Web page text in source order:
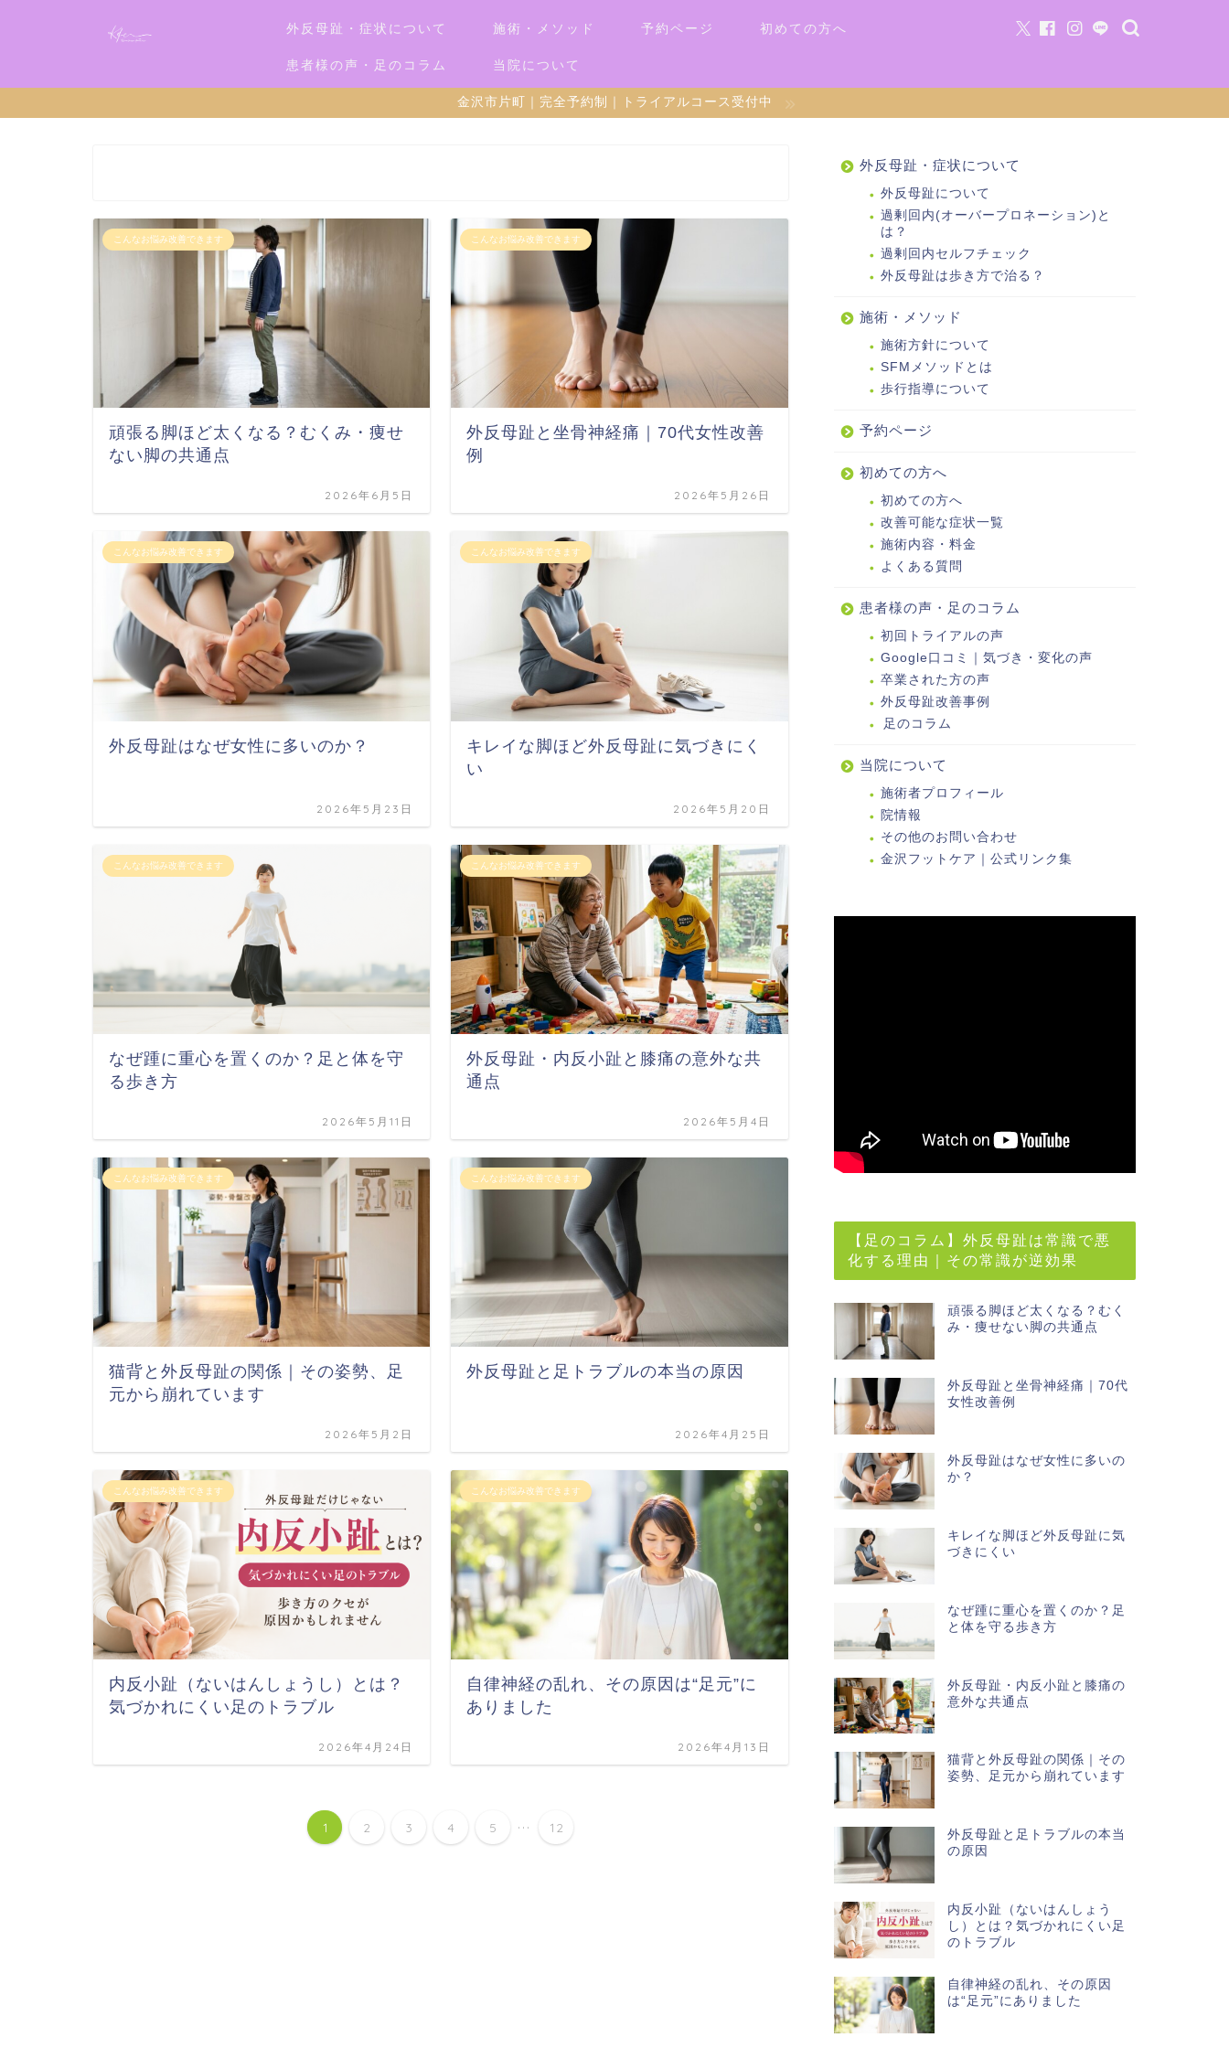
外反母趾・症状について 施術・メソッド 予約ページ 初めての方へ
患者様の声・足のコラム 当院について
金沢市片町｜完全予約制｜トライアルコース受付中
こんなお悩み改善できます
頑張る脚ほど太くなる？むくみ・痩せ
ない脚の共通点
2026年6月5日
こんなお悩み改善できます
外反母趾と坐骨神経痛｜70代女性改善
例
2026年5月26日
こんなお悩み改善できます
外反母趾はなぜ女性に多いのか？
2026年5月23日
こんなお悩み改善できます
キレイな脚ほど外反母趾に気づきにく
い
2026年5月20日
こんなお悩み改善できます
なぜ踵に重心を置くのか？足と体を守
る歩き方
2026年5月11日
こんなお悩み改善できます
外反母趾・内反小趾と膝痛の意外な共
通点
2026年5月4日
こんなお悩み改善できます
猫背と外反母趾の関係｜その姿勢、足
元から崩れています
2026年5月2日
こんなお悩み改善できます
外反母趾と足トラブルの本当の原因
2026年4月25日
こんなお悩み改善できます
内反小趾（ないはんしょうし）とは？
気づかれにくい足のトラブル
2026年4月24日
こんなお悩み改善できます
自律神経の乱れ、その原因は“足元”に
ありました
2026年4月13日
1 2 3 4 5 ... 12
外反母趾・症状について
外反母趾について
過剰回内(オーバープロネーション)と
は？
過剰回内セルフチェック
外反母趾は歩き方で治る？
施術・メソッド
施術方針について
SFMメソッドとは
歩行指導について
予約ページ
初めての方へ
初めての方へ
改善可能な症状一覧
施術内容・料金
よくある質問
患者様の声・足のコラム
初回トライアルの声
Google口コミ｜気づき・変化の声
卒業された方の声
外反母趾改善事例
足のコラム
当院について
施術者プロフィール
院情報
その他のお問い合わせ
金沢フットケア｜公式リンク集
【足のコラム】外反母趾は常識で悪
化する理由｜その常識が逆効果
頑張る脚ほど太くなる？むく
み・痩せない脚の共通点
外反母趾と坐骨神経痛｜70代
女性改善例
外反母趾はなぜ女性に多いの
か？
キレイな脚ほど外反母趾に気
づきにくい
なぜ踵に重心を置くのか？足
と体を守る歩き方
外反母趾・内反小趾と膝痛の
意外な共通点
猫背と外反母趾の関係｜その
姿勢、足元から崩れています
外反母趾と足トラブルの本当
の原因
内反小趾（ないはんしょう
し）とは？気づかれにくい足
のトラブル
自律神経の乱れ、その原因
は“足元”にありました